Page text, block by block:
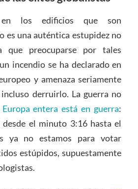
los edificios que son
es una auténtica estupidez no
que preocuparse por tales
incendio se ha declarado en
y amenaza seriamente
derruirlo. La guerra no
Europa entera está en guerra:
desde el minuto 3:16 hasta el
ya no estamos para votar
estúpidos, supuestamente